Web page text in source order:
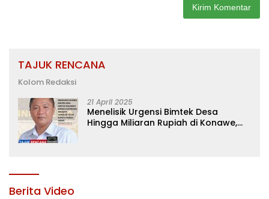
TAJUK RENCANA
Kolom Redaksi
21 April 2025
Menelisik Urgensi Bimtek Desa
Hingga Miliaran Rupiah di Konawe,
Berita Video